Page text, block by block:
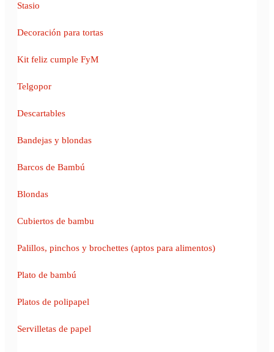
Stasio
Decoración para tortas
Kit feliz cumple FyM
Telgopor
Descartables
Bandejas y blondas
Barcos de Bambú
Blondas
Cubiertos de bambu
Palillos, pinchos y brochettes (aptos para alimentos)
Plato de bambú
Platos de polipapel
Servilletas de papel